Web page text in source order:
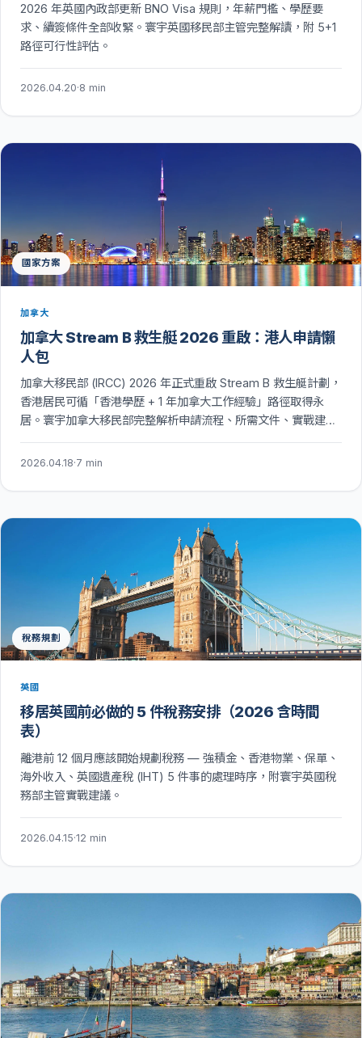
2026 年英國內政部更新 BNO Visa 規則，年薪門檻、學歷要
求、續簽條件全部收緊。寰宇英國移民部主管完整解讀，附 5+1
路徑可行性評估。
2026.04.20·8 min
國家方案
加拿大
加拿大 Stream B 救生艇 2026 重啟：港人申請懶
人包
加拿大移民部 (IRCC) 2026 年正式重啟 Stream B 救生艇計劃，
香港居民可循「香港學歷 + 1 年加拿大工作經驗」路徑取得永
居。寰宇加拿大移民部完整解析申請流程、所需文件、實戰建
2026.04.18·7 min
稅務規劃
英國
移居英國前必做的 5 件稅務安排（2026 含時間
表）
離港前 12 個月應該開始規劃稅務 — 強積金、香港物業、保單、
海外收入、英國遺產稅 (IHT) 5 件事的處理時序，附寰宇英國稅
務部主管實戰建議。
2026.04.15·12 min